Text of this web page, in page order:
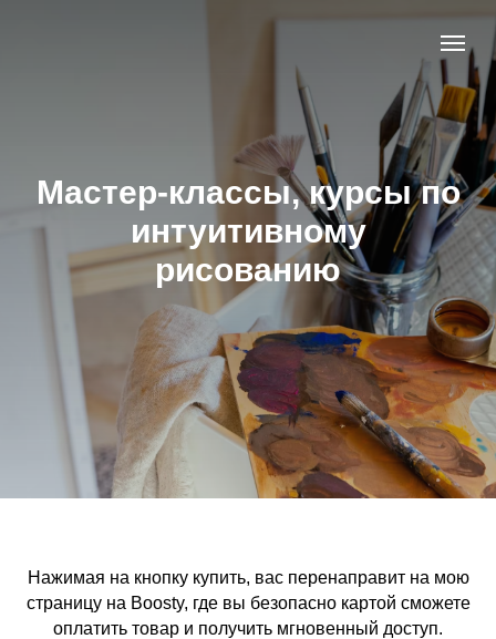
Мастер-классы, курсы по
интуитивному
рисованию
Нажимая на кнопку купить, вас перенаправит на мою
страницу на Boosty, где вы безопасно картой сможете
оплатить товар и получить мгновенный доступ.